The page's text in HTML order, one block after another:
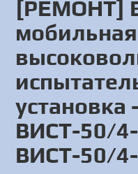
[РЕМОНТ]
мобильная
установка
ВИСТ-50/
ВИСТ-50/